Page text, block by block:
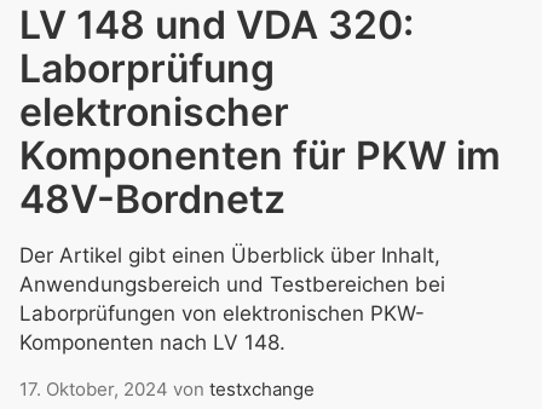
LV 148 und VDA 320:
Laborprüfung
elektronischer
Komponenten für PKW im
48V-Bordnetz
Der Artikel gibt einen Überblick über Inhalt,
Anwendungsbereich und Testbereichen bei
Laborprüfungen von elektronischen PKW-
Komponenten nach LV 148.
17. Oktober, 2024 von testxchange